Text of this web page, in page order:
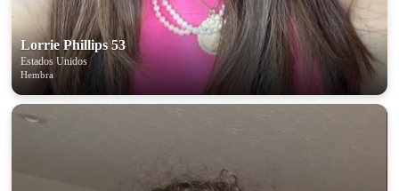
Lorrie Phillips 53
Estados Unidos
Hembra